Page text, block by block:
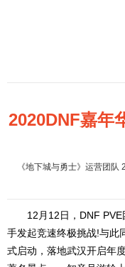
2020DNF嘉年
《地下城与勇士》运营团
12月12日，DNF PVE
手发起竞速终极挑战!与此
式启动，落地武汉开启年